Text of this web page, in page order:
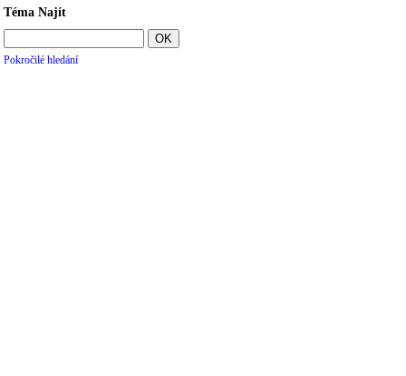
Téma Najít
Pokročilé hledání